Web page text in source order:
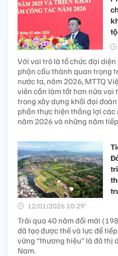
Với vai trò là tổ chức đại
phận cấu thành quan trọng
nước ta, năm 2026, MTTQ
viên cần làm tốt hơn nữa vai
trong xây dựng khối đại
phần thực hiện thắng lợi
năm 2026 và những năm
12/01/2026 10:29’
Trải qua 40 năm đổi mới
đã tạo được thế và lực để
vững “thương hiệu” là đô thị
Nam.